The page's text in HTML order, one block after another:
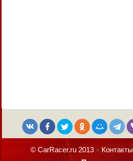
© CarRacer.ru 2013× Контакты